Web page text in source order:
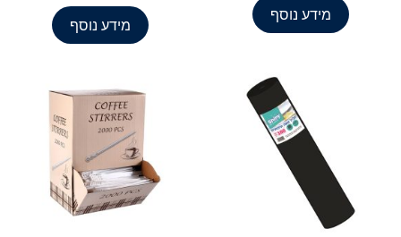
מידע נוסף
מידע נוסף